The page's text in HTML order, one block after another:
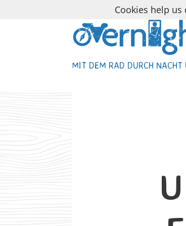
MIT DEM RAD DURCH NACHT
MIT DEM RAD DURCH NACHT
Cookies help